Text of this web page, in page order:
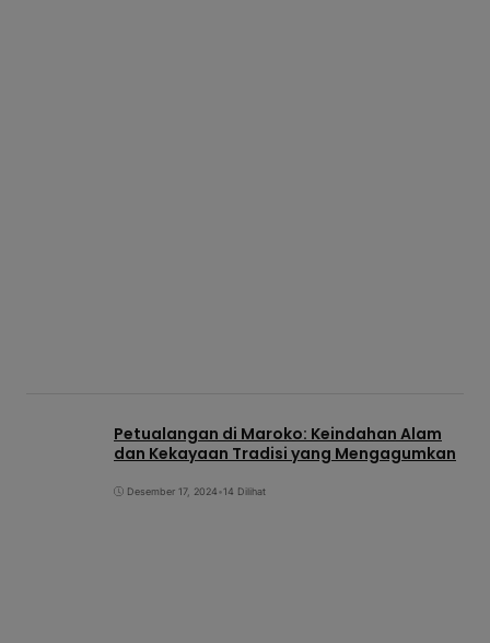
Petualangan di Maroko: Keindahan Alam
dan Kekayaan Tradisi yang Mengagumkan
Desember 17, 2024•14 Dilihat